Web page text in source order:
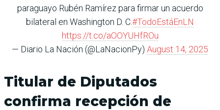
paraguayo Rubén Ramírez para firmar un acuerdo
bilateral en Washington D. C.#TodoEstáEnLN
https://t.co/aOOYUHfROu
— Diario La Nación (@LaNacionPy) August 14, 2025
Titular de Diputados
confirma recepción de